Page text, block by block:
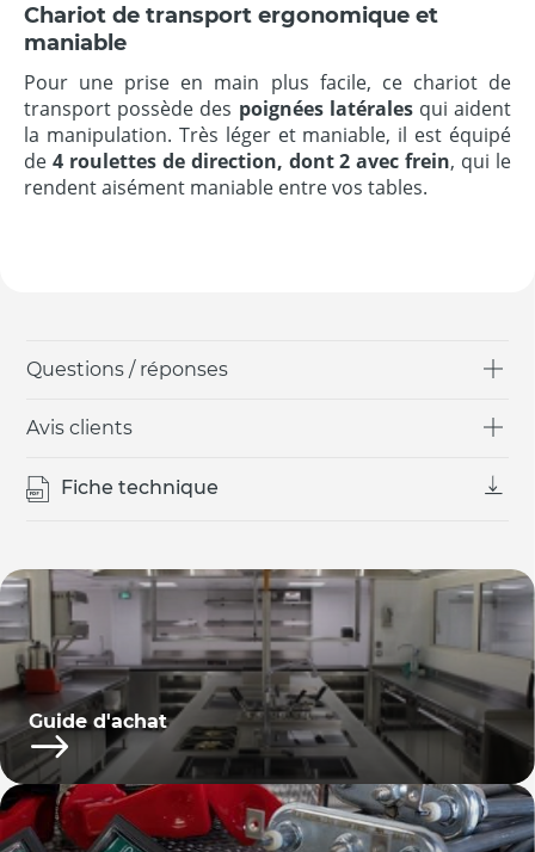
Questions / réponses
Avis clients
Fiche technique
Guide d'achat
Chariot de transport ergonomique et
maniable
Pour une prise en main plus facile, ce chariot de
transport possède des poignées latéralesqui aident
la manipulation. Très léger et maniable, il est équipé
de 4 roulettes de direction, dont 2 avec frein, qui le
rendent aisément maniable entre vos tables.